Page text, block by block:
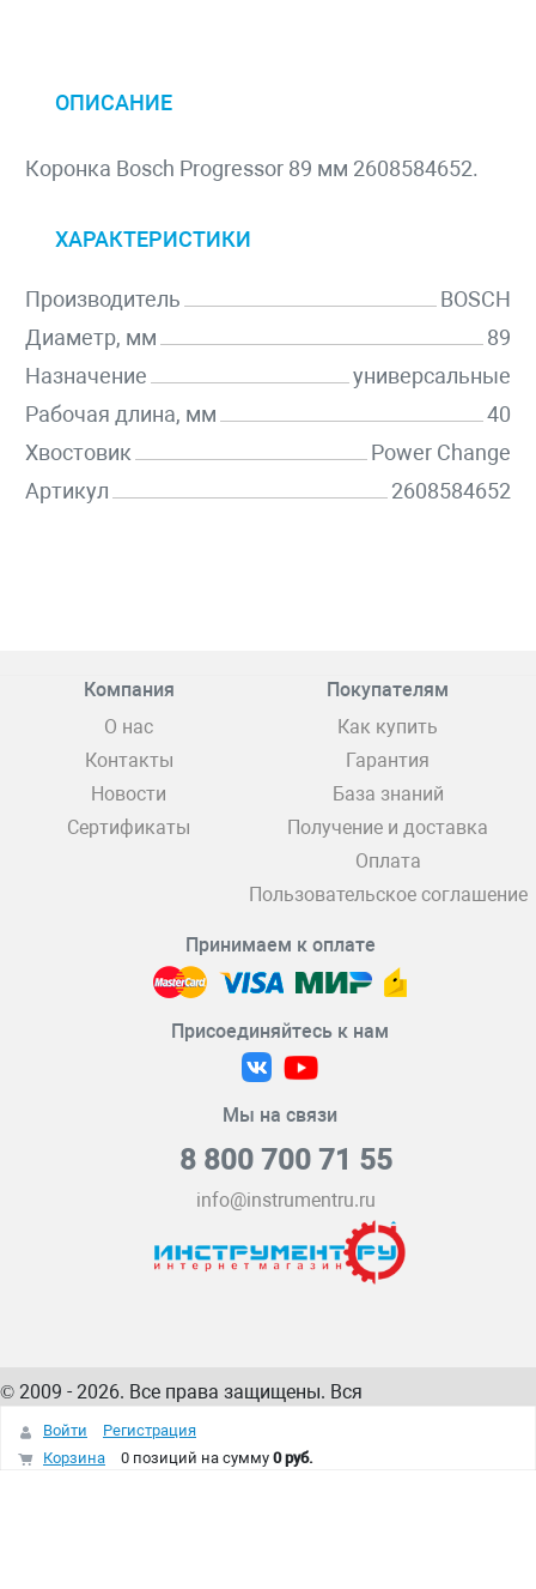
ОПИСАНИЕ
Коронка Bosch Progressor 89 мм 2608584652.
ХАРАКТЕРИСТИКИ
Производитель
BOSCH
Диаметр, мм
89
Назначение
универсальные
Рабочая длина, мм
40
Хвостовик
Power Change
Артикул
2608584652
Компания
О нас
Контакты
Новости
Сертификаты
Покупателям
Как купить
Гарантия
База знаний
Получение и доставка
Оплата
Пользовательское соглашение
Принимаем к оплате
Присоединяйтесь к нам
Мы на связи
8 800 700 71 55
info@instrumentru.ru
© 2009 - 2026. Все права защищены. Вся
информация на сайте – собственность
интернет-магазина
Войти
Регистрация
Корзина
0 позиций на сумму 0 руб.